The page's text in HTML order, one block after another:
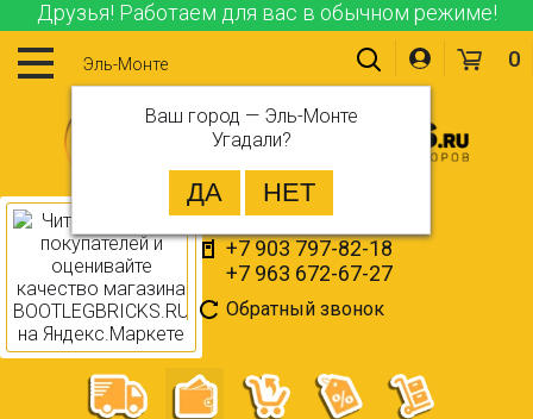
Друзья! Работаем для вас в обычном режиме!
Эль-Монте
Ваш город — Эль-Монте
Угадали?
+7 903 797-82-18
+7 963 672-67-27
Обратный звонок
0